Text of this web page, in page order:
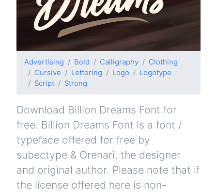
Advertising Bold Calligraphy
Clothing
Cursive
Lettering Logo
Logotype
Script
Strong
Download Billion Dreams Font for
free. Billion Dreams Font is a font /
typeface offered for free by
subectype & Orenari, the designer
and original author. Please note that if
the license offered here is non-